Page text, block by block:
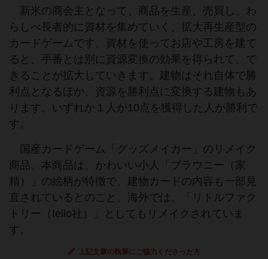
新米の商会主となって、商品を生産、売買し、わ
らしべ長者的に資材を集めていく、拡大再生産型の
カードゲームです。資材を使ってお店や工房を建て
ると、手番とは別に資源変換の効果を得られて、で
きることが拡大していきます。建物はそれ自体で勝
利点となるほか、資源を勝利点に変換する建物もあ
ります。いずれか１人が10点を獲得した人が勝利で
す。
国産カードゲーム「グッズメイカー」のリメイク
商品。本商品は、かわいい小人「ブラウニー（家
精）」の絵柄が特徴で、建物カードの内容も一部見
直されているとのこと。海外では、「リトルファク
トリー（Iello社）」としてもリメイクされていま
す。
上記文章の執筆にご協力くださった方